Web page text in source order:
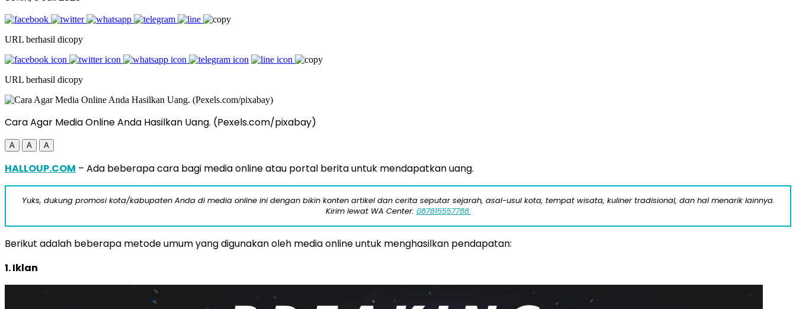
URL berhasil dicopy
URL berhasil dicopy
Cara Agar Media Online Anda Hasilkan Uang. (Pexels.com/pixabay)
A A A
HALLOUP.COM – Ada beberapa cara bagi media online atau portal berita untuk mendapatkan uang.
Yuks, dukung promosi kota/kabupaten Anda di media online ini dengan bikin konten artikel dan cerita seputar sejarah, asal-usul kota, tempat wisata, kuliner tradisional, dan hal menarik lainnya.
Kirim lewat WA Center: 087815557788.
Berikut adalah beberapa metode umum yang digunakan oleh media online untuk menghasilkan pendapatan:
1. Iklan